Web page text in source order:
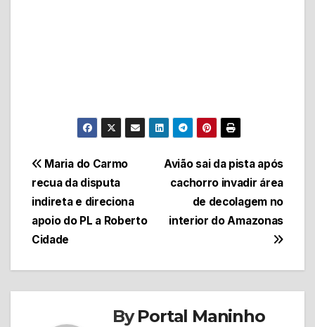
Navegação
de
Post
Avião sai da pista após
cachorro invadir área
de decolagem no
interior do Amazonas
Maria do Carmo
recua da disputa
indireta e direciona
apoio do PL a Roberto
Cidade
ByPortal Maninho